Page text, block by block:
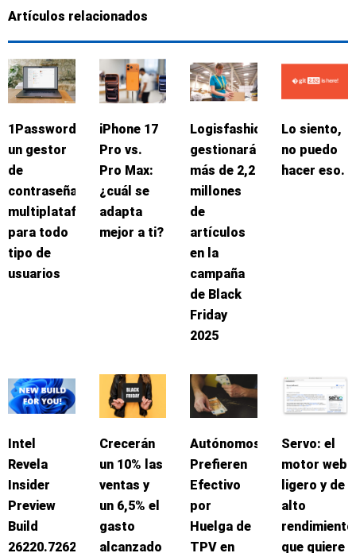
Artículos relacionados
1Password:
un gestor
de
contraseñas
multiplataforma
para todo
tipo de
usuarios
iPhone 17
Pro vs.
Pro Max:
¿cuál se
adapta
mejor a ti?
Logisfashion
gestionará
más de 2,2
millones
de
artículos
en la
campaña
de Black
Friday
2025
Lo siento,
no puedo
hacer eso.
Intel
Revela
Insider
Preview
Build
26220.7262
Crecerán
un 10% las
ventas y
un 6,5% el
gasto
alcanzado
Autónomos
Prefieren
Efectivo
por
Huelga de
TPV en
Servo: el
motor web
ligero y de
alto
rendimiento
que quiere